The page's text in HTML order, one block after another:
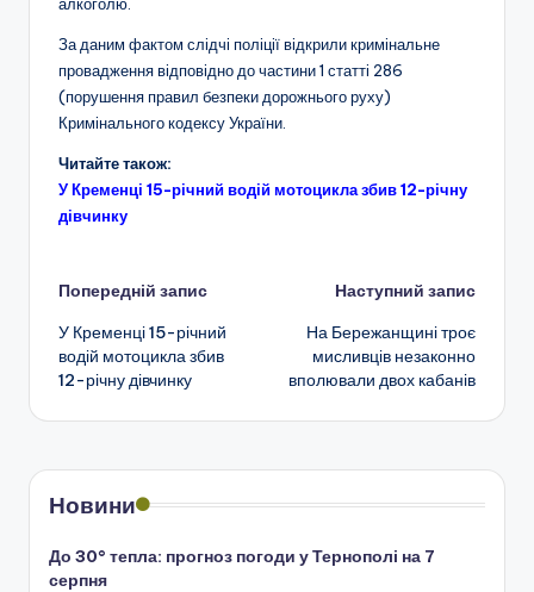
За даним фактом слідчі поліції відкрили кримінальне
провадження відповідно до частини 1 статті 286
(порушення правил безпеки дорожнього руху)
Кримінального кодексу України.
Читайте також:
У Кременці 15-річний водій мотоцикла збив 12-річну
дівчинку
Навігація
по
запису
Попередній запис
У Кременці 15-річний
водій мотоцикла збив
12-річну дівчинку
Наступний запис
На Бережанщині троє
мисливців незаконно
вполювали двох кабанів
Новини
До 30° тепла: прогноз погоди у Тернополі на 7
серпня